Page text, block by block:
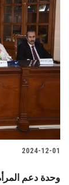
2024-12-01
وحدة دعم